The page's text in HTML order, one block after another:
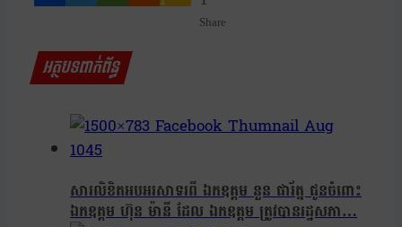
Share
អត្ថបទពាក់ព័ន្ធ
សារលិខិតអបអរសាទរពី ឯកឧត្តម នួន ផារ័ត្ន ជូនចំពោះ
ឯកឧត្តម ហ៊ុន ម៉ានី ដែល ឯកឧត្តម ត្រូវបានរដ្ឋសភា…